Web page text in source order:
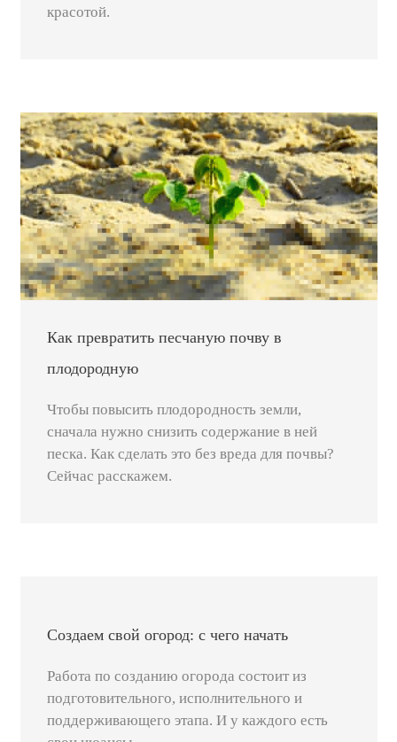
красотой.
Как превратить песчаную почву в
плодородную
Чтобы повысить плодородность земли,
сначала нужно снизить содержание в ней
песка. Как сделать это без вреда для почвы?
Сейчас расскажем.